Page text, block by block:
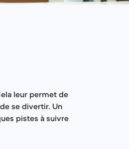
leur permet de
se divertir. Un
pistes à suivre